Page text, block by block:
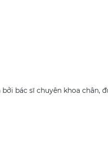
bác sĩ chuyên khoa chân,